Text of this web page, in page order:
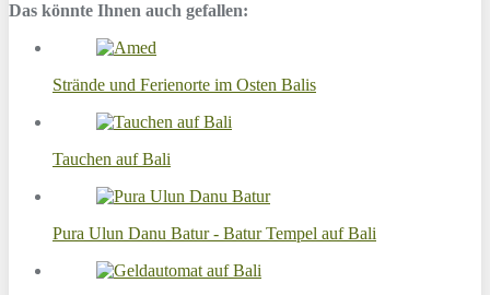
Das könnte Ihnen auch gefallen:
Strände und Ferienorte im Osten Balis
Tauchen auf Bali
Pura Ulun Danu Batur - Batur Tempel auf Bali